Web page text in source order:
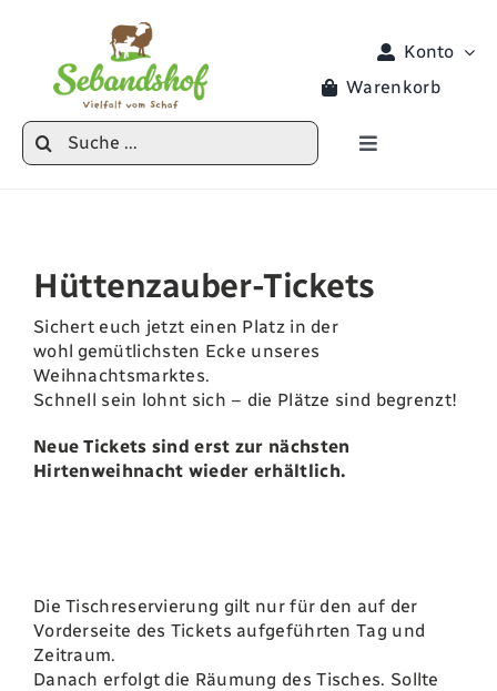
springen
Konto
Warenkorb
Suche
nach:
Toggle
Veranstaltungen
Hoferlebnisse
Newsletter
Hüttenzauber-Tickets
Sichert euch jetzt einen Platz in der
wohl gemütlichsten Ecke unseres
Weihnachtsmarktes.
Schnell sein lohnt sich – die Plätze sind begrenzt!
Neue Tickets sind erst zur nächsten
Hirtenweihnacht wieder erhältlich.
Die Tischreservierung gilt nur für den auf der
Vorderseite des Tickets aufgeführten Tag und
Zeitraum.
Danach erfolgt die Räumung des Tisches. Sollte